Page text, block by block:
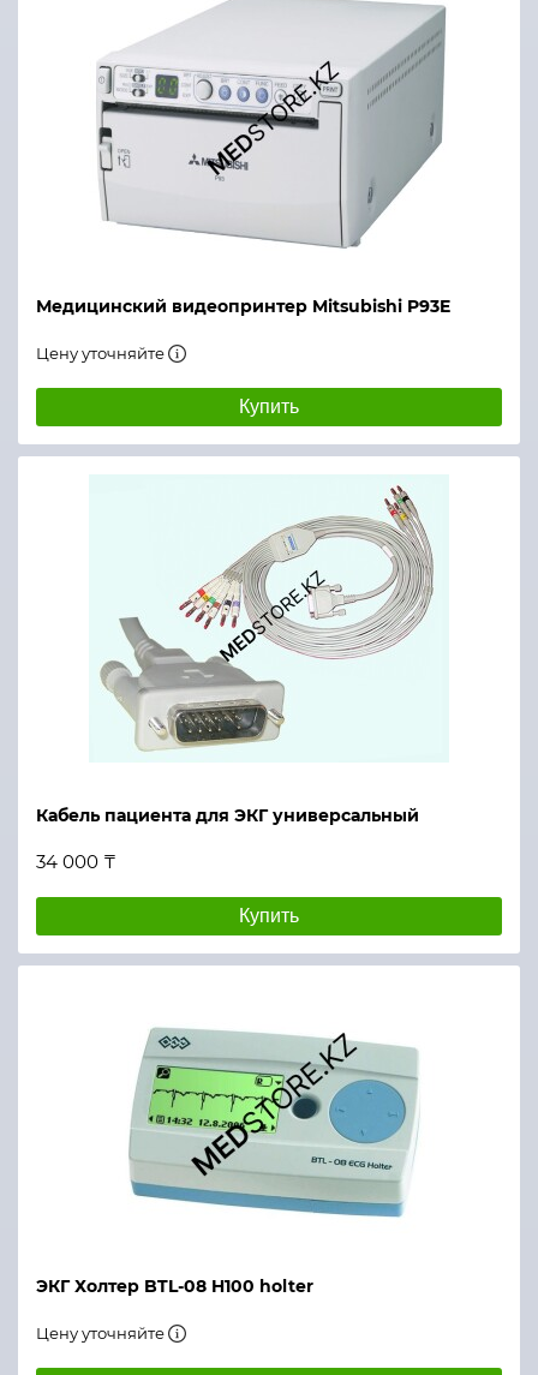
Медицинский видеопринтер Mitsubishi P93E
Цену уточняйте
Купить
Кабель пациента для ЭКГ универсальный
34 000 ₸
Купить
ЭКГ Холтер BTL-08 H100 holter
Цену уточняйте